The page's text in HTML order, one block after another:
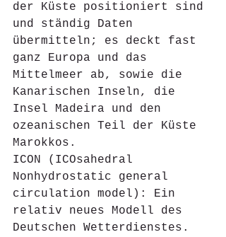
der Küste positioniert sind
und ständig Daten
übermitteln; es deckt fast
ganz Europa und das
Mittelmeer ab, sowie die
Kanarischen Inseln, die
Insel Madeira und den
ozeanischen Teil der Küste
Marokkos.
ICON (ICOsahedral
Nonhydrostatic general
circulation model): Ein
relativ neues Modell des
Deutschen Wetterdienstes.